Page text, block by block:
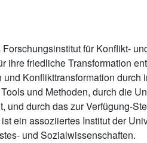
für Konflikt-
ihre friedliche Transformation
Konflikttransformation durch
und Methoden, durch die
und durch das zur Verfügung-
ein assoziiertes Institut der
und Sozialwissenschaften.